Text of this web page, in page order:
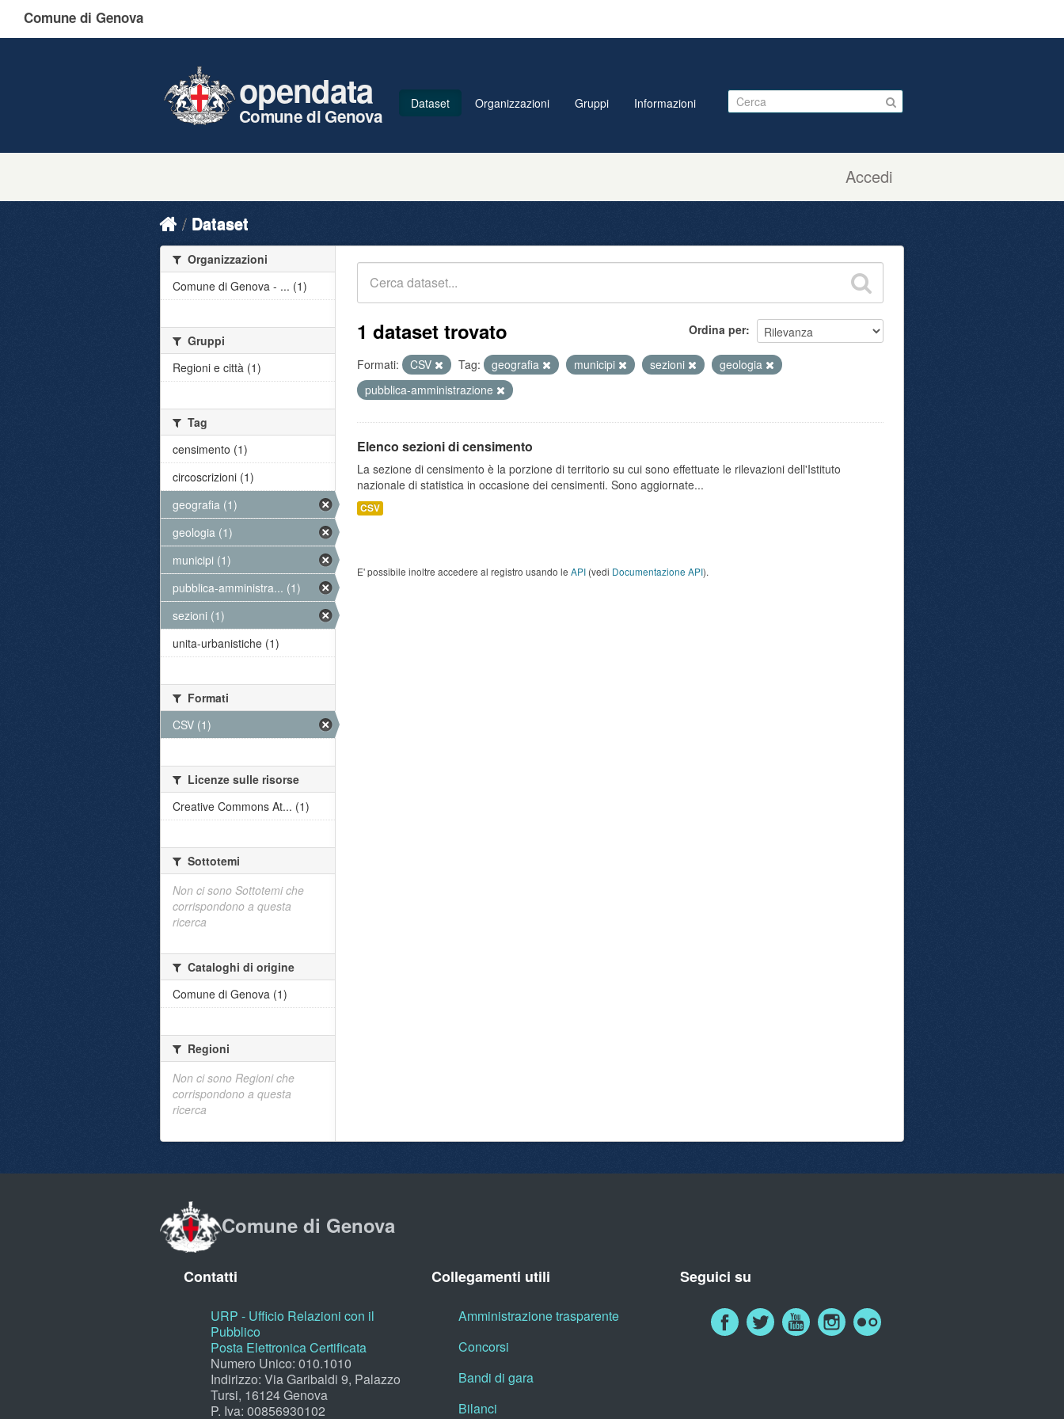
Comune di Genova
Accedi
opendata
Comune di Genova
Dataset Organizzazioni Gruppi Informazioni
Dataset
Ordina per
1 dataset trovato
Formati: CSV Tag: geografia municipi sezioni
geologia
pubblica-amministrazione
Elenco sezioni di censimento
La sezione di censimento è la porzione di territorio su cui sono effettuate le rilevazioni dell'Istituto
nazionale di statistica in occasione dei censimenti. Sono aggiornate...
CSV
E' possibile inoltre accedere al registro usando le API (vedi Documentazione API).
Organizzazioni
Comune di Genova - ... (1)
Gruppi
Regioni e città (1)
Tag
censimento (1)
circoscrizioni (1)
geografia (1)
geologia (1)
municipi (1)
pubblica-amministra... (1)
sezioni (1)
unita-urbanistiche (1)
Formati
CSV (1)
Licenze sulle risorse
Creative Commons At... (1)
Sottotemi
Non ci sono Sottotemi che
corrispondono a questa
ricerca
Cataloghi di origine
Comune di Genova (1)
Regioni
Non ci sono Regioni che
corrispondono a questa
ricerca
Comune di Genova
Contatti
URP - Ufficio Relazioni con il
Pubblico
Posta Elettronica Certificata
Numero Unico: 010.1010
Indirizzo: Via Garibaldi 9, Palazzo
Tursi, 16124 Genova
P. Iva: 00856930102
Collegamenti utili
Amministrazione trasparente
Concorsi
Bandi di gara
Bilanci
Seguici su